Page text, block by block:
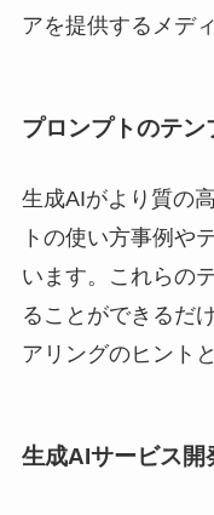
アを提供するメデ
プロンプトのテン
生成AIがより質の
トの使い方事例や
います。これらの
ることができるだ
アリングのヒント
生成AIサービス開